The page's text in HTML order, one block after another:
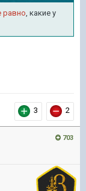
равно, какие у
3 2
703